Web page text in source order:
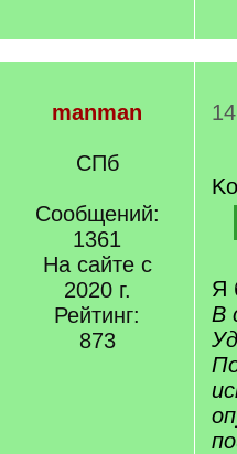
manman
СПб
Сообщений:
1361
На сайте с
2020 г.
Рейтинг:
873
Я
В